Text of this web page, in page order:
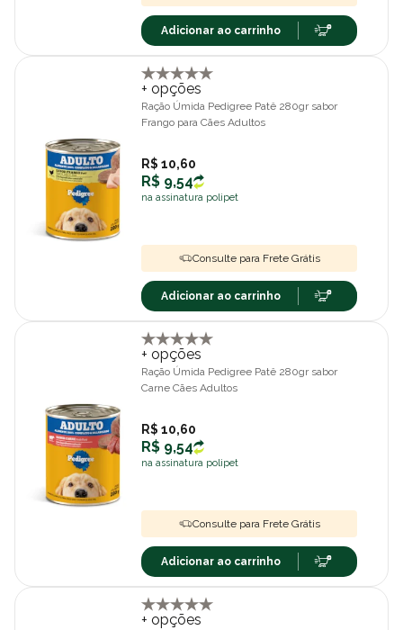
Adicionar ao carrinho
+ opções
Ração Úmida Pedigree Patê 280gr sabor
Frango para Cães Adultos
R$ 10,60
R$ 9,54
na assinatura polipet
Consulte para Frete Grátis
Adicionar ao carrinho
+ opções
Ração Úmida Pedigree Patê 280gr sabor
Carne Cães Adultos
R$ 10,60
R$ 9,54
na assinatura polipet
Consulte para Frete Grátis
Adicionar ao carrinho
+ opções